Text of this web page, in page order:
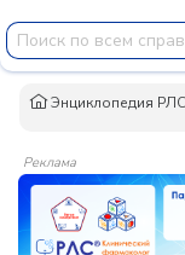
Энциклопедия РЛС
Реклама